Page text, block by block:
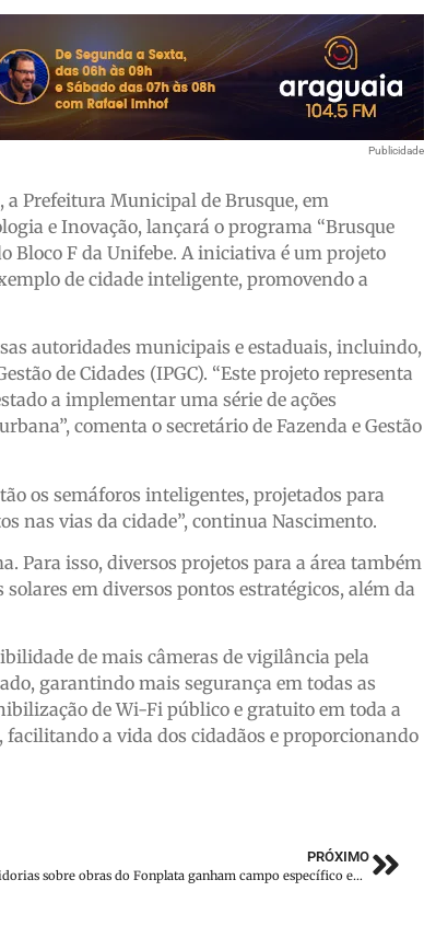
Publicidade
Prefeitura Municipal de Brusque, em
e Inovação, lançará o programa “Brusque
Bloco F da Unifebe. A iniciativa é um projeto
de cidade inteligente, promovendo a
autoridades municipais e estaduais, incluindo,
de Cidades (IPGC). “Este projeto representa
a implementar uma série de ações
comenta o secretário de Fazenda e Gestão
os semáforos inteligentes, projetados para
nas vias da cidade”, continua Nascimento.
Para isso, diversos projetos para a área também
em diversos pontos estratégicos, além da
de mais câmeras de vigilância pela
garantindo mais segurança em todas as
de Wi-Fi público e gratuito em toda a
a vida dos cidadãos e proporcionando
PRÓXIMO
Ouvidorias sobre obras do Fonplata ganham campo específico em site